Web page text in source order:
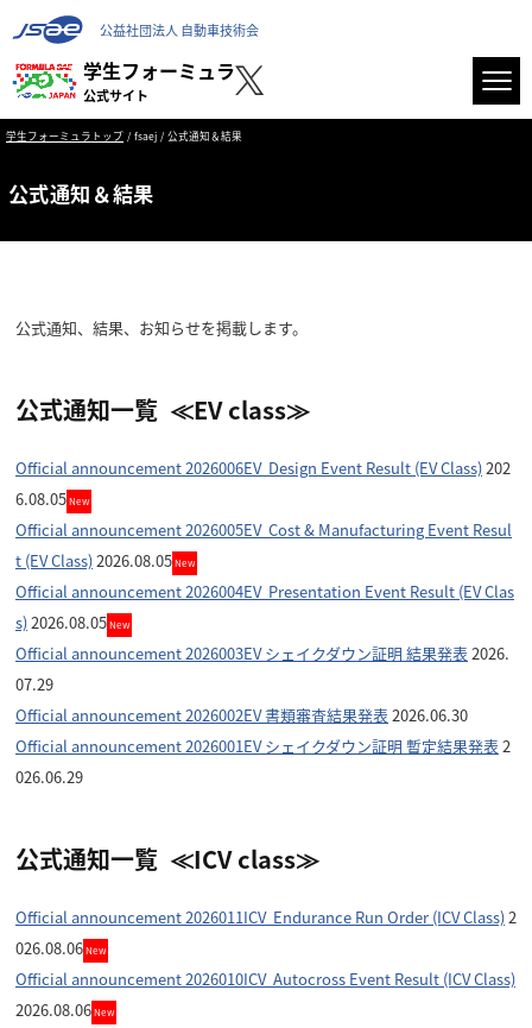
学生フォーミュラ
公式サイト
公益社団法人 自動車技術会
学生フォーミュラトップ fsaej 公式通知＆結果
公式通知＆結果
公式通知、結果、お知らせを掲載します。
公式通知一覧 ≪EV class≫
Official announcement 2026006EV Design Event Result (EV Class)202
6.08.05New
Official announcement 2026005EV Cost & Manufacturing Event Resul
t (EV Class)2026.08.05New
Official announcement 2026004EV Presentation Event Result (EV Clas
s)2026.08.05New
Official announcement 2026003EV シェイクダウン証明 結果発表 2026.
07.29
Official announcement 2026002EV 書類審査結果発表 2026.06.30
Official announcement 2026001EV シェイクダウン証明 暫定結果発表 2
026.06.29
公式通知一覧 ≪ICV class≫
Official announcement 2026011ICV Endurance Run Order (ICV Class)2
026.08.06New
Official announcement 2026010ICV Autocross Event Result (ICV Class)
2026.08.06New